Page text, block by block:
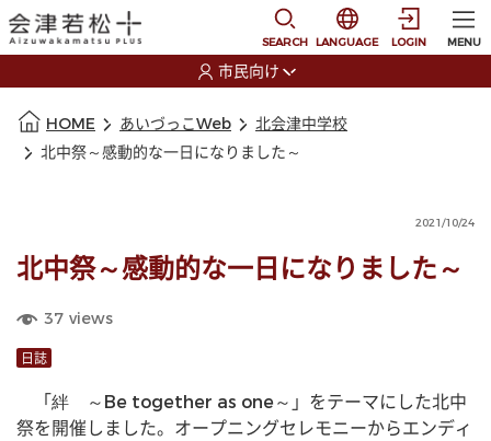
SEARCH
選択すると言語の切
LANGUAGE LOGIN MENU
市民向け
HOME あいづっこWeb
北会津中学校
北中祭～感動的な一日になりました～
2021/10/24
北中祭～感動的な一日になりました～
37 views
日誌
「絆　～Be together as one～」をテーマにした北中
祭を開催しました。オープニングセレモニーからエンディ